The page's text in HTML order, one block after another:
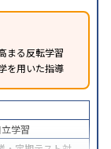
まる反転学習
を用いた指導
学習